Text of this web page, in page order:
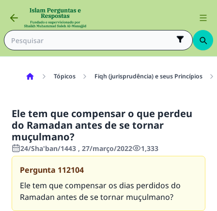
Tópicos Fiqh (jurisprudência) e seus Princípios
Ele tem que compensar o que perdeu
do Ramadan antes de se tornar
muçulmano?
24/Sha'ban/1443 , 27/março/2022 1,333
Pergunta 112104
Ele tem que compensar os dias perdidos do
Ramadan antes de se tornar muçulmano?